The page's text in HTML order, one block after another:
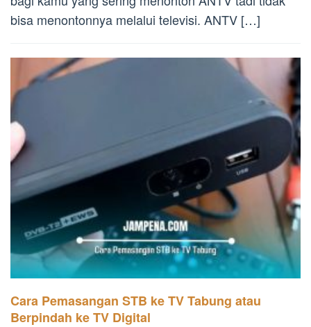
bisa menontonnya melalui televisi. ANTV […]
Cara Pemasangan STB ke TV Tabung atau
Berpindah ke TV Digital